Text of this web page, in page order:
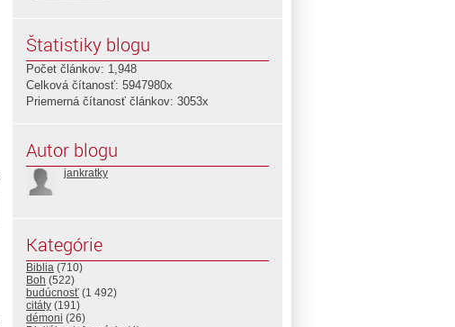
Štatistiky blogu
Počet článkov: 1,948
Celková čítanosť: 5947980x
Priemerná čítanosť článkov: 3053x
Autor blogu
jankratky
Kategórie
Biblia (710)
Boh (522)
budúcnosť (1 492)
citáty (191)
démoni (26)